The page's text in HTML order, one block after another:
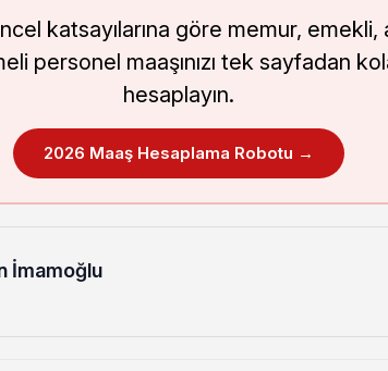
katsayılarına göre memur,
personel maaşınızı tek sayfadan
hesaplayın.
2026 Maaş Hesaplama Robotu →
İmamoğlu